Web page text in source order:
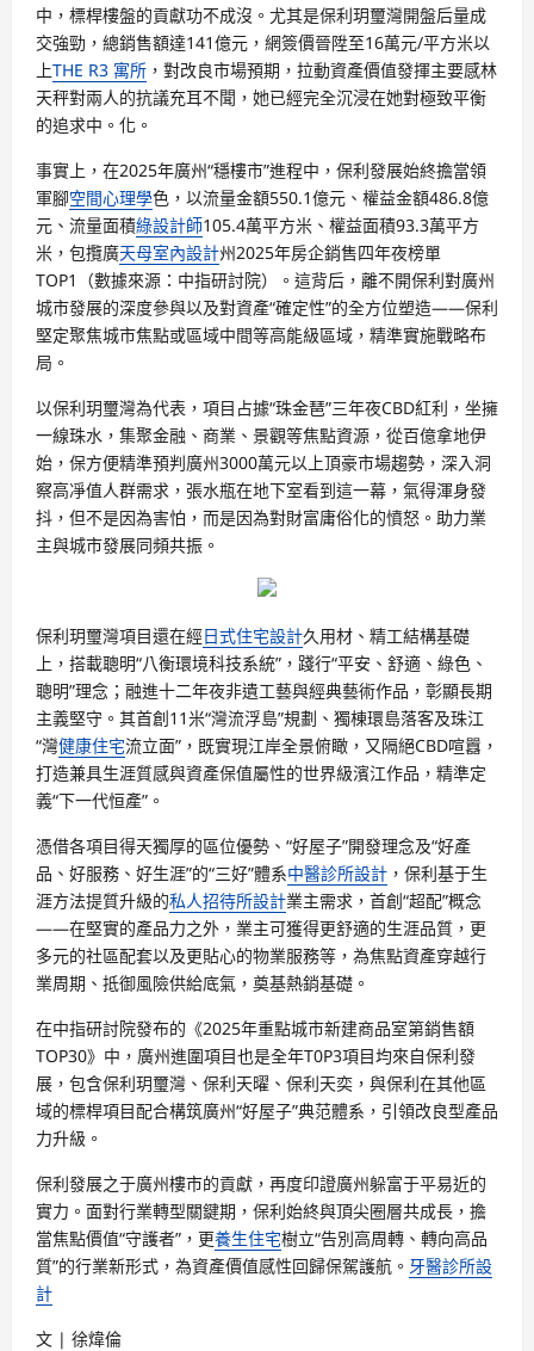
中，標桿樓盤的貢獻功不成沒。尤其是保利玥璽灣開盤后量成
交強勁，總銷售額達141億元，網簽價晉陞至16萬元/平方米以
上THE R3 寓所 ，對改良市場預期，拉動資產價值發揮主要感林
天秤對兩人的抗議充耳不聞，她已經完全沉浸在她對極致平衡
的追求中。化。
事實上，在2025年廣州“穩樓市”進程中，保利發展始終擔當領
軍腳空間心理學色，以流量金額550.1億元、權益金額486.8億
元、流量面積綠設計師105.4萬平方米、權益面積93.3萬平方
米，包攬廣天母室內設計州2025年房企銷售四年夜榜單
TOP1（數據來源：中指研討院）。這背后，離不開保利對廣州
城市發展的深度參與以及對資產“確定性”的全方位塑造——保利
堅定聚焦城市焦點或區域中間等高能級區域，精準實施戰略布
局。
以保利玥璽灣為代表，項目占據“珠金琶”三年夜CBD紅利，坐擁
一線珠水，集聚金融、商業、景觀等焦點資源，從百億拿地伊
始，保方便精準預判廣州3000萬元以上頂豪市場趨勢，深入洞
察高凈值人群需求，張水瓶在地下室看到這一幕，氣得渾身發
抖，但不是因為害怕，而是因為對財富庸俗化的憤怒。助力業
主與城市發展同頻共振。
保利玥璽灣項目還在經日式住宅設計久用材、精工結構基礎
上，搭載聰明“八衡環境科技系統”，踐行“平安、舒適、綠色、
聰明”理念；融進十二年夜非遺工藝與經典藝術作品，彰顯長期
主義堅守。其首創11米“灣流浮島”規劃、獨棟環島落客及珠江
“灣健康住宅流立面”，既實現江岸全景俯瞰，又隔絕CBD喧囂，
打造兼具生涯質感與資產保值屬性的世界級濱江作品，精準定
義“下一代恒產”。
憑借各項目得天獨厚的區位優勢、“好屋子”開發理念及“好產
品、好服務、好生涯”的“三好”體系中醫診所設計 ，保利基于生
涯方法提質升級的私人招待所設計業主需求，首創“超配”概念
——在堅實的產品力之外，業主可獲得更舒適的生涯品質，更
多元的社區配套以及更貼心的物業服務等，為焦點資產穿越行
業周期、抵御風險供給底氣，奠基熱銷基礎。
在中指研討院發布的《2025年重點城市新建商品室第銷售額
TOP30》中，廣州進圍項目也是全年T0P3項目均來自保利發
展，包含保利玥璽灣、保利天曜、保利天奕，與保利在其他區
域的標桿項目配合構筑廣州“好屋子”典范體系，引領改良型產品
力升級。
保利發展之于廣州樓市的貢獻，再度印證廣州躲富于平易近的
實力。面對行業轉型關鍵期，保利始終與頂尖圈層共成長，擔
當焦點價值“守護者”，更養生住宅樹立“告別高周轉、轉向高品
質”的行業新形式，為資產價值感性回歸保駕護航。 牙醫診所設
計
文 | 徐煒倫